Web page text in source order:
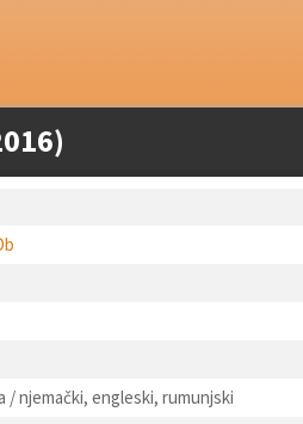
/ njemački, engleski, rumunjski